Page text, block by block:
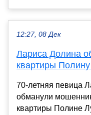
12:27, 08 Дек
Лариса Долина
квартиры
70-летняя певица
обманули
квартиры Полине